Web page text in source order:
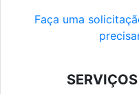
Faça uma